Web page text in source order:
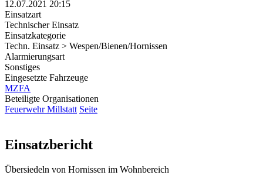
12.07.2021 20:15
Einsatzart
Technischer Einsatz
Einsatzkategorie
Techn. Einsatz > Wespen/Bienen/Hornissen
Alarmierungsart
Sonstiges
Eingesetzte Fahrzeuge
MZFA
Beteiligte Organisationen
Feuerwehr Millstatt Seite
Einsatzbericht
Übersiedeln von Hornissen im Wohnbereich